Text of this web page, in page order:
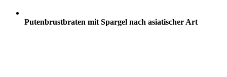
Putenbrustbraten mit Spargel nach asiatischer Art